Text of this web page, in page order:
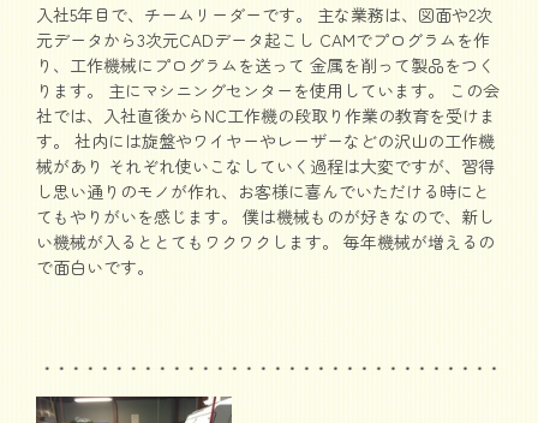
入社5年目で、チームリーダーです。 主な業務は、図面や2次
元データから3次元CADデータ起こし CAMでプログラムを作
り、工作機械にプログラムを送って 金属を削って製品をつく
ります。 主にマシニングセンターを使用しています。 この会
社では、入社直後からNC工作機の段取り作業の教育を受けま
す。 社内には旋盤やワイヤーやレーザーなどの沢山の工作機
械があり それぞれ使いこなしていく過程は大変ですが、習得
し思い通りのモノが作れ、お客様に喜んでいただける時にと
てもやりがいを感じます。 僕は機械ものが好きなので、新し
い機械が入るととてもワクワクします。 毎年機械が増えるの
で面白いです。